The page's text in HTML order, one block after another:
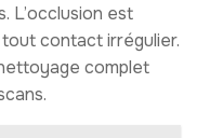
L’occlusion est
contact irrégulier.
complet